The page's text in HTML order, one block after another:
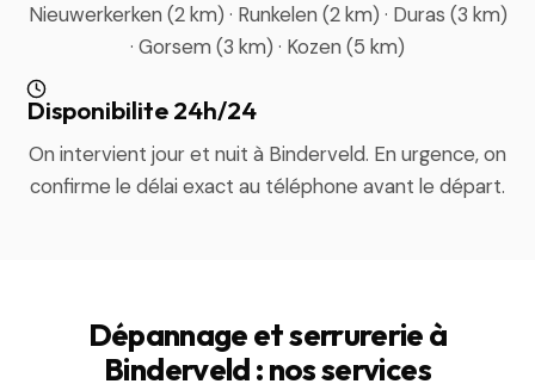
Nieuwerkerken (2 km) · Runkelen (2 km) · Duras (3 km)
· Gorsem (3 km) · Kozen (5 km)
Disponibilite 24h/24
On intervient jour et nuit à Binderveld. En urgence, on
confirme le délai exact au téléphone avant le départ.
Dépannage et serrurerie à
Binderveld : nos services